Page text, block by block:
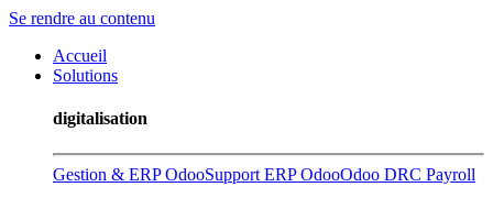
Se rendre au contenu
Accueil
Solutions
digitalisation
Gestion & ERP OdooSupport ERP OdooOdoo DRC Payroll